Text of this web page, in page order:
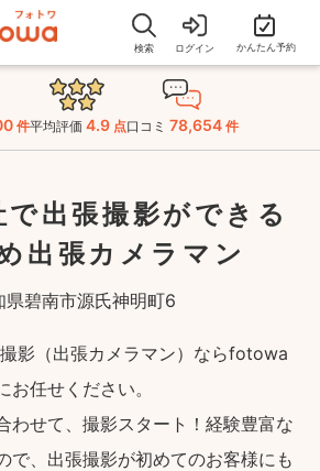
検索 ログイン かんたん予約
件平均評価 4.9 点口コミ 78,654 件
で出張撮影ができる
出張カメラマン
県碧南市源氏神明町6
影（出張カメラマン）ならfotowa
お任せください。
わせて、撮影スタート！経験豊富な
で、出張撮影が初めてのお客様にも